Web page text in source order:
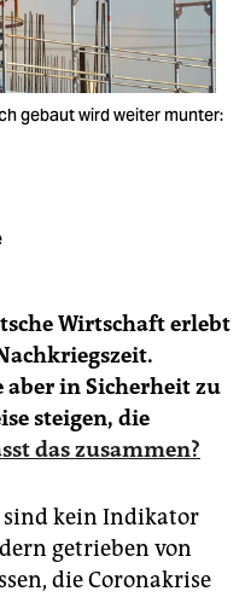
gebaut wird weiter munter:
Wirtschaft erlebt
aber in Sicherheit zu
steigen, die
das zusammen?
sind kein Indikator
getrieben von
die Coronakrise